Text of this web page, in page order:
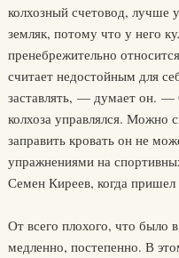
колхозный счетовод, лучше
земляк, потому что у него
пренебрежительно
считает недостойным для
заставлять, — думает он.
колхоза управлялся. Можно
заправить кровать он не
упражнениями на
Семен Киреев, когда
От всего плохого, что было
медленно, постепенно. В